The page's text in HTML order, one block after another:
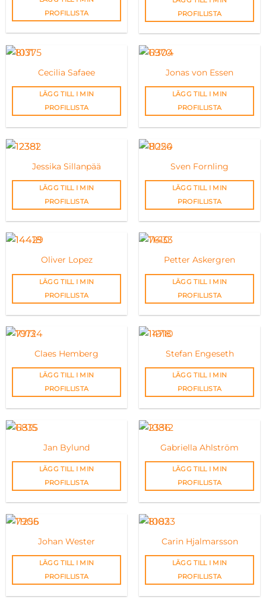
PROFILLISTA
PROFILLISTA
Cecilia Safaee
LÄGG TILL I MIN
PROFILLISTA
Jonas von Essen
LÄGG TILL I MIN
PROFILLISTA
Jessika Sillanpää
LÄGG TILL I MIN
PROFILLISTA
Sven Fornling
LÄGG TILL I MIN
PROFILLISTA
Oliver Lopez
LÄGG TILL I MIN
PROFILLISTA
Petter Askergren
LÄGG TILL I MIN
PROFILLISTA
Claes Hemberg
LÄGG TILL I MIN
PROFILLISTA
Stefan Engeseth
LÄGG TILL I MIN
PROFILLISTA
Jan Bylund
LÄGG TILL I MIN
PROFILLISTA
Gabriella Ahlström
LÄGG TILL I MIN
PROFILLISTA
Johan Wester
LÄGG TILL I MIN
PROFILLISTA
Carin Hjalmarsson
LÄGG TILL I MIN
PROFILLISTA